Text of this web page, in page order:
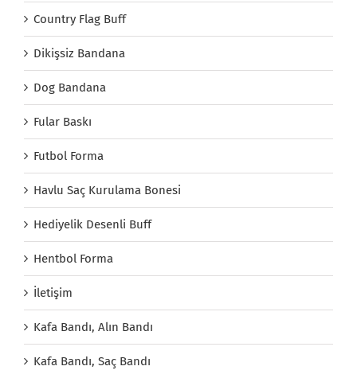
Country Flag Buff
Dikişsiz Bandana
Dog Bandana
Fular Baskı
Futbol Forma
Havlu Saç Kurulama Bonesi
Hediyelik Desenli Buff
Hentbol Forma
İletişim
Kafa Bandı, Alın Bandı
Kafa Bandı, Saç Bandı